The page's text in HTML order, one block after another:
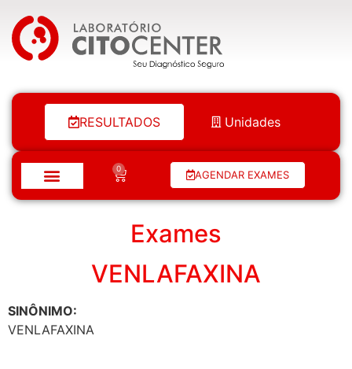
Laboratório Citocenter
RESULTADOS Unidades
0 AGENDAR EXAMES
Exames
VENLAFAXINA
SINÔNIMO:
VENLAFAXINA